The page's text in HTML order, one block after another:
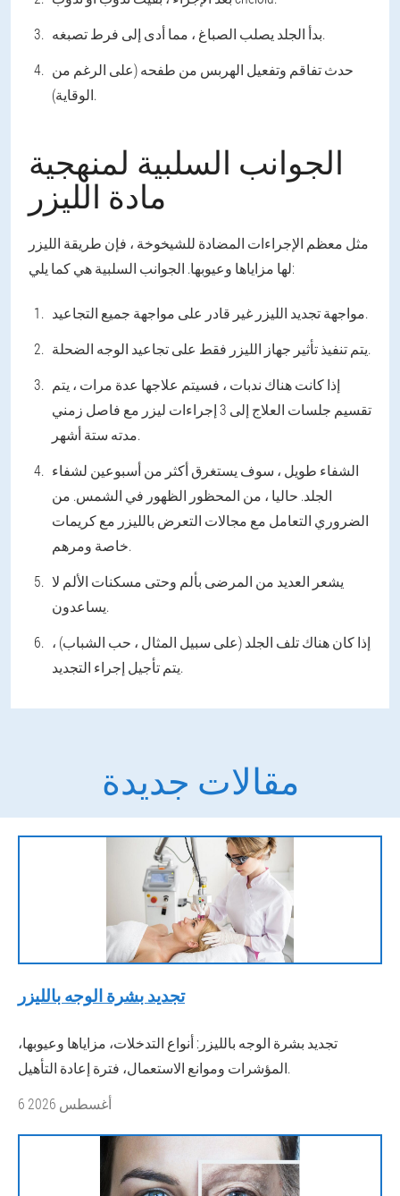
بدأ الجلد يصلب الصباغ ، مما أدى إلى فرط تصبغه.
حدث تفاقم وتفعيل الهربس من طفحه (على الرغم من
الوقاية).
الجوانب السلبية لمنهجية
مادة الليزر
مثل معظم الإجراءات المضادة للشيخوخة ، فإن طريقة الليزر
لها مزاياها وعيوبها. الجوانب السلبية هي كما يلي:
مواجهة تجديد الليزر غير قادر على مواجهة جميع التجاعيد.
يتم تنفيذ تأثير جهاز الليزر فقط على تجاعيد الوجه الضحلة.
إذا كانت هناك ندبات ، فسيتم علاجها عدة مرات ، يتم
تقسيم جلسات العلاج إلى 3 إجراءات ليزر مع فاصل زمني
مدته ستة أشهر.
الشفاء طويل ، سوف يستغرق أكثر من أسبوعين لشفاء
الجلد. حاليا ، من المحظور الظهور في الشمس. من
الضروري التعامل مع مجالات التعرض بالليزر مع كريمات
خاصة ومرهم.
يشعر العديد من المرضى بألم وحتى مسكنات الألم لا
يساعدون.
إذا كان هناك تلف الجلد (على سبيل المثال ، حب الشباب) ،
يتم تأجيل إجراء التجديد.
مقالات جديدة
تجديد بشرة الوجه بالليزر
تجديد بشرة الوجه بالليزر: أنواع التدخلات، مزاياها وعيوبها،
المؤشرات وموانع الاستعمال، فترة إعادة التأهيل.
6 أغسطس 2026